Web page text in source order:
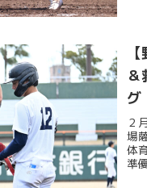
グ
２
場
体
準